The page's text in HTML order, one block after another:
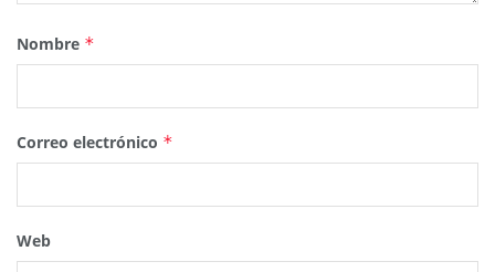
Nombre *
Correo electrónico *
Web